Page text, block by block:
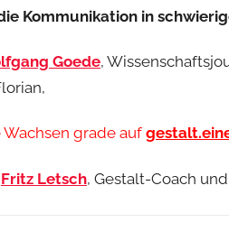
Kommunikation in
Goede,
Wachsen grade auf
Fritz Letsch, Gestalt-Coach und